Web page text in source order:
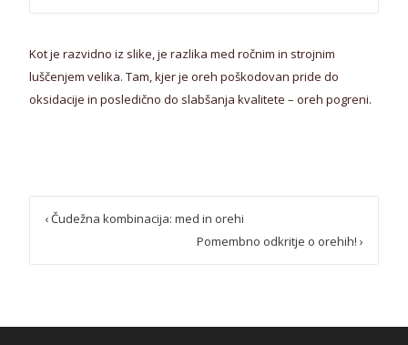
Kot je razvidno iz slike, je razlika med ročnim in strojnim
luščenjem velika. Tam, kjer je oreh poškodovan pride do
oksidacije in posledično do slabšanja kvalitete – oreh pogreni.
Post
‹Čudežna kombinacija: med in orehi
Pomembno odkritje o orehih! ›